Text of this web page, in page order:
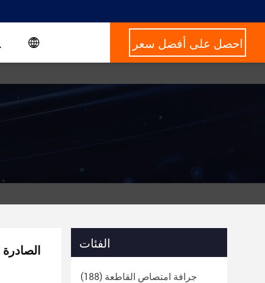
احصل على أفضل سعر
الفئات
جرافة امتصاص القاطعة (188)